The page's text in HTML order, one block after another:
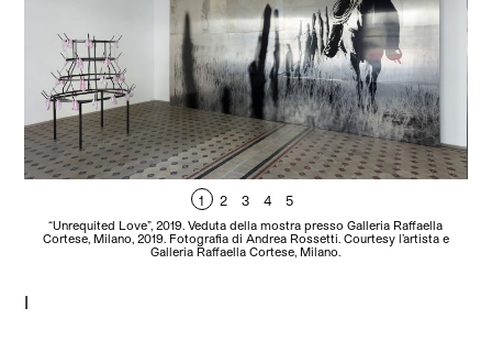
1 2 3 4 5
“Unrequited Love”, 2019. Veduta della mostra presso Galleria Raffaella
Cortese, Milano, 2019. Fotografia di Andrea Rossetti. Courtesy l’artista e
Galleria Raffaella Cortese, Milano.
I